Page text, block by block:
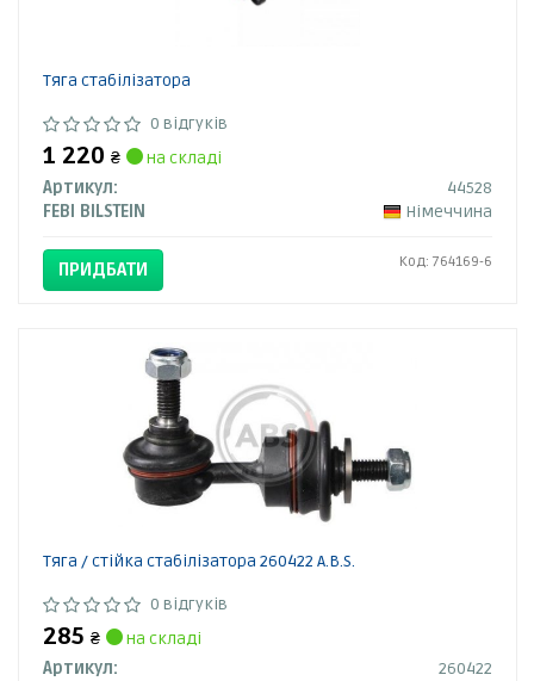
Тяга стабілізатора
0 відгуків
1 220 ₴
на складі
Артикул:
44528
FEBI BILSTEIN
Німеччина
ПРИДБАТИ Код: 764169-6
Тяга / стійка стабілізатора 260422 A.B.S.
0 відгуків
285 ₴
на складі
Артикул:
260422